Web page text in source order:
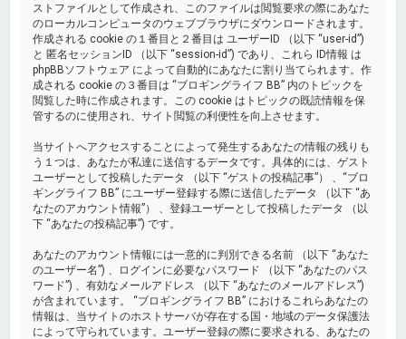
ストファイルとして作成され、このファイルは閲覧要求の際にあなた
のローカルコンピュータのウェブブラウザにダウンロードされます。
作成される cookie の１番目と２番目は ユーザーID （以下 “user-id”)
と 匿名セッションID （以下 “session-id”) であり、これら ID情報 は
phpBBソフトウェア によって自動的にあなたに割り当てられます。作
成される cookie の３番目は “ブロギングライフ BB” 内のトピックを
閲覧した時に作成されます。この cookie はトピックの既読情報を保
管するのに使用され、サイト閲覧の利便性を向上させます。
当サイトへアクセスすることによって発生するあなたの情報の残りも
う１つは、あなたが私達に送信するデータです。具体的には、ゲスト
ユーザーとして投稿したデータ （以下 “ゲストの投稿記事”） 、“ブロ
ギングライフ BB” にユーザー登録する際に送信したデータ （以下 “あ
なたのアカウント情報”） 、登録ユーザーとして投稿したデータ （以
下 “あなたの投稿記事”) です。
あなたのアカウント情報には一意的に判別できる名前 （以下 “あなた
のユーザー名”) 、ログインに必要なパスワード （以下 “あなたのパス
ワード”) 、有効なメールアドレス （以下 “あなたのメールアドレス”)
が含まれています。 “ブロギングライフ BB” におけるこれらあなたの
情報は、当サイトのホストサーバが存在する国・地域のデータ保護法
によって守られています。ユーザー登録の際に要求される、あなたの